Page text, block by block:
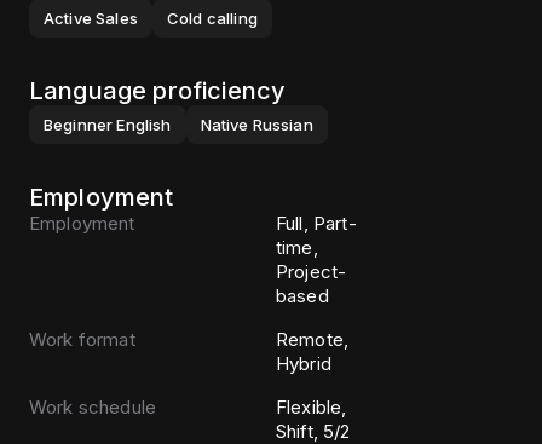
Active Sales Cold calling
Language proficiency
Beginner English Native Russian
Employment
Employment
Full, Part-
time,
Project-
based
Work format
Remote,
Hybrid
Work schedule
Flexible,
Shift, 5/2